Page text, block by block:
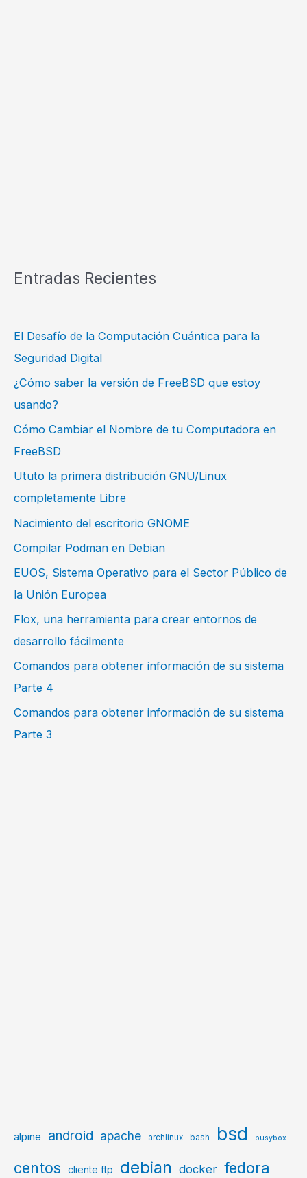
Entradas Recientes
El Desafío de la Computación Cuántica para la
Seguridad Digital
¿Cómo saber la versión de FreeBSD que estoy
usando?
Cómo Cambiar el Nombre de tu Computadora en
FreeBSD
Ututo la primera distribución GNU/Linux
completamente Libre
Nacimiento del escritorio GNOME
Compilar Podman en Debian
EUOS, Sistema Operativo para el Sector Público de
la Unión Europea
Flox, una herramienta para crear entornos de
desarrollo fácilmente
Comandos para obtener información de su sistema
Parte 4
Comandos para obtener información de su sistema
Parte 3
alpine android apache archlinux bash bsd busybox
centos cliente ftp debian docker fedora